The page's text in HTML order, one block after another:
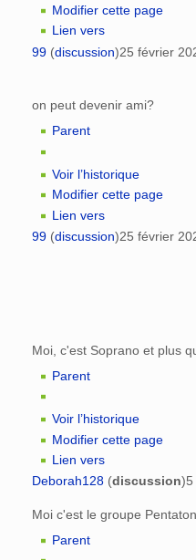
Modifier cette page
Lien vers
99 (discussion)25 février
on peut devenir ami?
Parent
Voir l’historique
Modifier cette page
Lien vers
99 (discussion)25 février
Moi, c'est Soprano et plus
Parent
Voir l’historique
Modifier cette page
Lien vers
Deborah128 (discussion)
Moi c'est le groupe
Parent